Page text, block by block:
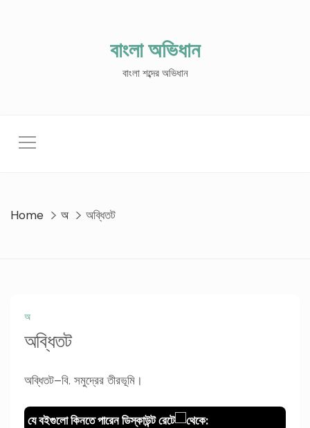
বাংলা অভিধান
বাংলা শব্দের অভিধান
Home অ অব্ধিতট
অ
অব্ধিতট
অব্ধিতট–বি. সমুদ্রের তীরভূমি।
যে বইগুলো কিনতে পারেন ডিস্কাউন্ট রেটে থেকে: